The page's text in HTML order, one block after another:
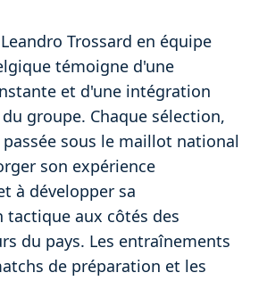
Trossard en équipe
témoigne d'une
et d'une intégration
groupe. Chaque sélection,
sous le maillot national
son expérience
à développer sa
tactique aux côtés des
du pays. Les entraînements
de préparation et les